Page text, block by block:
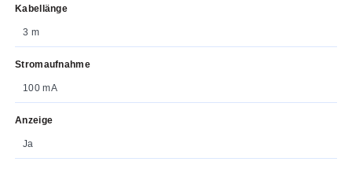
Kabellänge
3 m
Stromaufnahme
100 mA
Anzeige
Ja